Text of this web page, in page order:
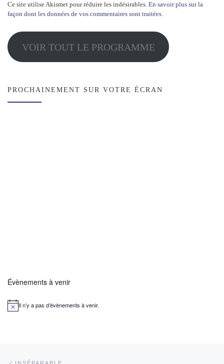
Ce site utilise Akismet pour réduire les indésirables. En savoir plus sur la
façon dont les données de vos commentaires sont traitées.
VOIR TOUT LE PROGRAMME
PROCHAINEMENT SUR VOTRE ÉCRAN
Évènements à venir
Il n’y a pas d’évènements à venir.